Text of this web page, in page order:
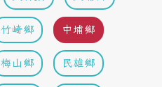
竹崎鄉 中埔鄉
梅山鄉 民雄鄉